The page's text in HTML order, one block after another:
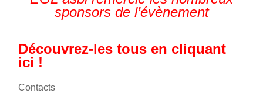
sponsors de l’évènement
Découvrez-les tous en cliquant
ici !
Contacts